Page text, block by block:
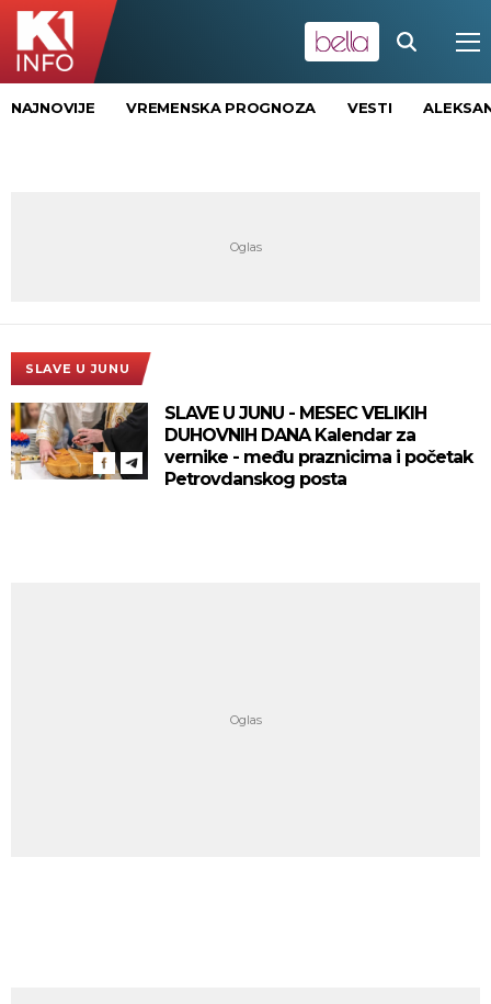
NAJNOVIJE VREMENSKA PROGNOZA VESTI
SLAVE U JUNU
SLAVE U JUNU - MESEC VELIKIH
DUHOVNIH DANA Kalendar za
vernike - među praznicima i početak
Petrovdanskog posta